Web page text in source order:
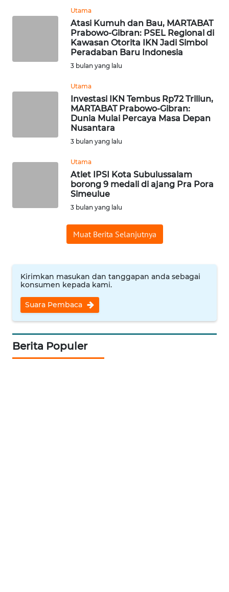
Utama
Atasi Kumuh dan Bau, MARTABAT
Prabowo-Gibran: PSEL Regional di
Kawasan Otorita IKN Jadi Simbol
Peradaban Baru Indonesia
3 bulan yang lalu
Utama
Investasi IKN Tembus Rp72 Triliun,
MARTABAT Prabowo-Gibran:
Dunia Mulai Percaya Masa Depan
Nusantara
3 bulan yang lalu
Utama
Atlet IPSI Kota Subulussalam
borong 9 medali di ajang Pra Pora
Simeulue
3 bulan yang lalu
Muat Berita Selanjutnya
Kirimkan masukan dan tanggapan anda sebagai
konsumen kepada kami.
Suara Pembaca
Berita Populer
WN
WN
BOROBUDUR
MADURA
WN
SURABAYA